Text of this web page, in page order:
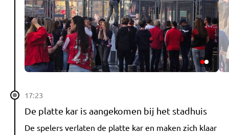
17:23
De platte kar is aangekomen bij het stadhuis
De spelers verlaten de platte kar en maken zich klaar